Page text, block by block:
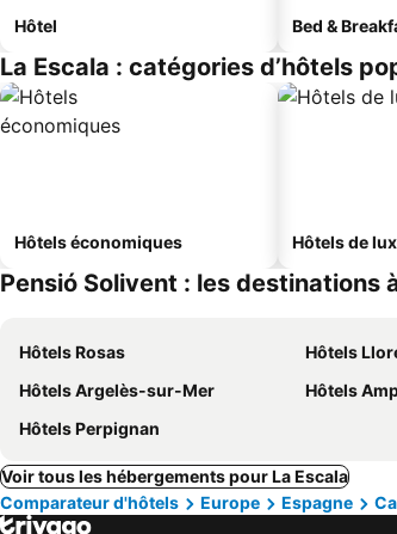
Hôtel Bed &
La Escala : catégories d’hôtels
Hôtels économiques Hôtels de
Pensió Solivent : les destinations
Hôtels Rosas Hôtels
Hôtels Argelès-sur-Mer
Hôtels
Hôtels Perpignan
Voir tous les hébergements pour La Escala
Comparateur d'hôtels
Europe Espagne